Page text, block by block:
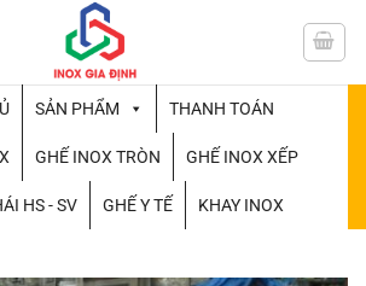
SẢN PHẨM THANH TOÁN
GHẾ INOX TRÒN GHẾ INOX XẾP
HS - SV GHẾ Y TẾ KHAY INOX